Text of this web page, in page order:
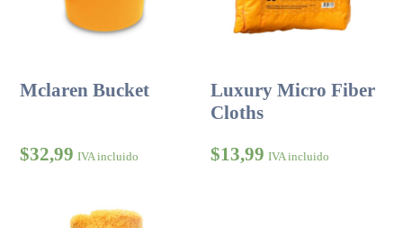
Mclaren Bucket
$32,99 IVA incluido
Luxury Micro Fiber
Cloths
$13,99 IVA incluido